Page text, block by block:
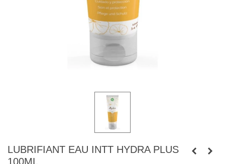
LUBRIFIANT EAU INTT HYDRA PLUS
100ML